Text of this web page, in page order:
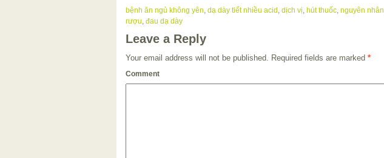
bệnh ăn ngủ không yên dạ dày tiết nhiều acid dịch vị hút thuốc nguyên nhân
rượu đau dạ dày
Leave a Reply
Your email address will not be published. Required fields are marked *
Comment